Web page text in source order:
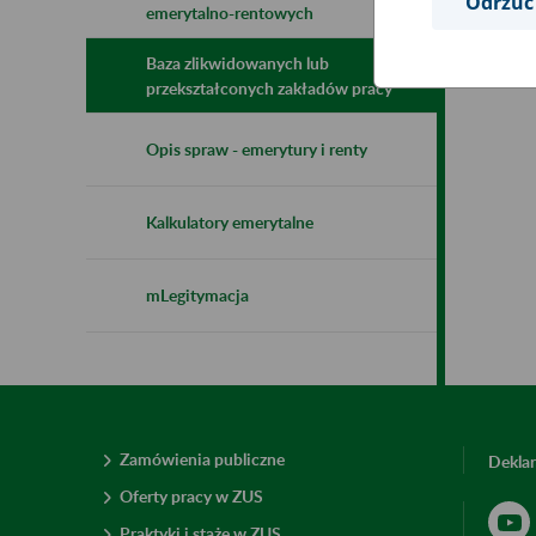
emerytalno-rentowych
Baza zlikwidowanych lub
przekształconych zakładów pracy
Opis spraw - emerytury i renty
Kalkulatory emerytalne
mLegitymacja
Zamówienia publiczne
Oferty pracy w ZUS